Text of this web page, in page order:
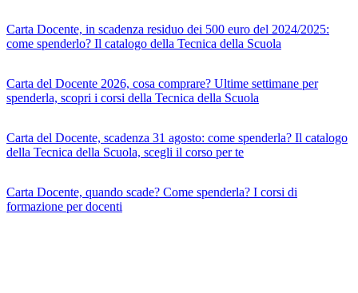
Carta Docente, in scadenza residuo dei 500 euro del 2024/2025:
come spenderlo? Il catalogo della Tecnica della Scuola
Carta del Docente 2026, cosa comprare? Ultime settimane per
spenderla, scopri i corsi della Tecnica della Scuola
Carta del Docente, scadenza 31 agosto: come spenderla? Il catalogo
della Tecnica della Scuola, scegli il corso per te
Carta Docente, quando scade? Come spenderla? I corsi di
formazione per docenti